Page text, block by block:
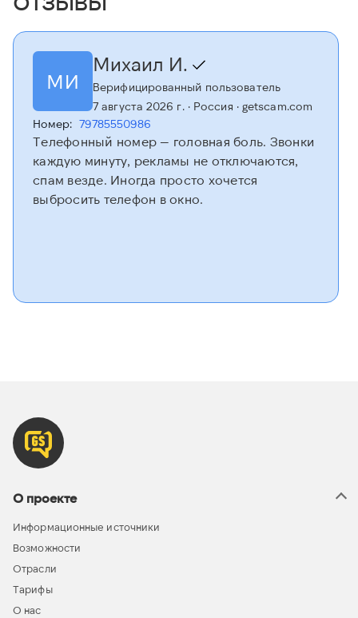
МИ
Михаил И.
Верифицированный пользователь
7 августа 2026 г.· Россия · getscam.com
Номер: 79785550986
Телефонный номер — головная боль. Звонки
каждую минуту, рекламы не отключаются,
спам везде. Иногда просто хочется
выбросить телефон в окно.
О проекте
Информационные источники
Возможности
Отрасли
Тарифы
О нас